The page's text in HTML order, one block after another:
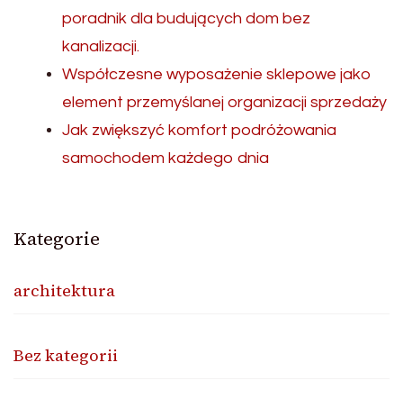
poradnik dla budujących dom bez
kanalizacji.
Współczesne wyposażenie sklepowe jako
element przemyślanej organizacji sprzedaży
Jak zwiększyć komfort podróżowania
samochodem każdego dnia
Kategorie
architektura
Bez kategorii